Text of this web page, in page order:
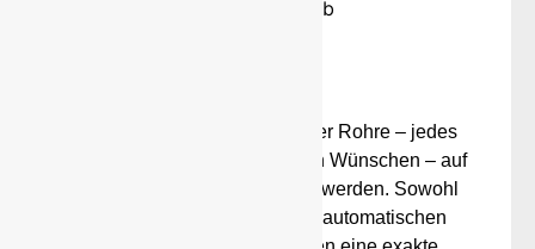
Ob Formstahl, Flachstahl oder Rohre – jedes
Material kann ganz nach Ihren Wünschen – auf
den Millimeter genau gesägt werden. Sowohl
unsere manuellen als auch automatischen